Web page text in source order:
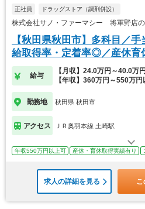
正社員 ドラッグストア（調剤併設）
株式会社サノ・ファーマシー 将軍野店の
【秋田県秋田市】多科目／
給取得率・定着率◎／産休育
給与
【月収】24.0万円～40.0万
【年収】360万円～550万
勤務地 秋田県 秋田市
アクセス ＪＲ奥羽本線 土崎駅
年収550万円以上可 産休・育休取得実績有り
求人の詳細を見る こ